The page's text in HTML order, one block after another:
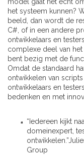
model gaat het echt
het systeem kunnen?
beeld, dan wordt de
C#, of in een andere
ontwikkelaars en
complexe deel van
bent bezig met de
Omdat de standaard
ontwikkelen van
ontwikkelaars en
bedenken en met
“Iedereen kijkt
domeinexpert,
Group